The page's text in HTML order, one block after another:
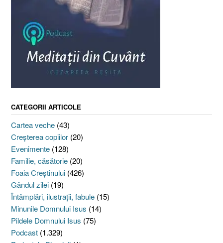
CATEGORII ARTICOLE
Cartea veche (43)
Creşterea copiilor (20)
Evenimente (128)
Familie, căsătorie (20)
Foaia Creştinului (426)
Gândul zilei (19)
Întâmplări, ilustraţii, fabule (15)
Minunile Domnului Isus (14)
Pildele Domnului Isus (75)
Podcast (1.329)